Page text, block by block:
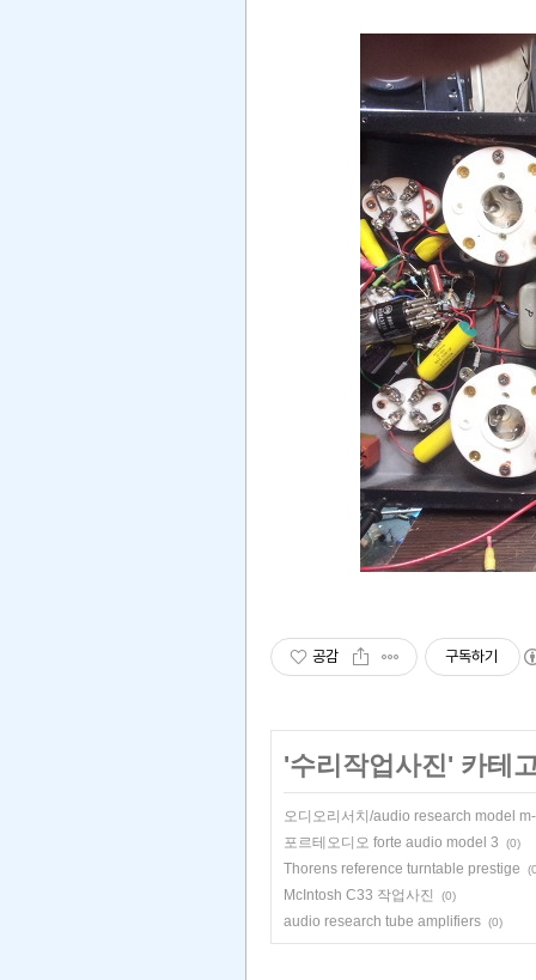
공감 구독하기
'수리작업사진' 카테
오디오리서치/audio research model
포르테오디오 forte audio model 3
(0)
Thorens reference turntable prestige
McIntosh C33 작업사진 (0)
audio research tube amplifiers (0)